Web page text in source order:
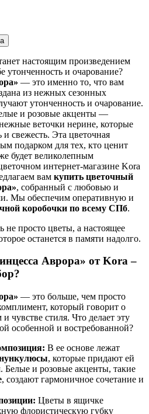
настоящим произведением
утонченность и очарование?
— это именно то, что вам
из нежных сезонных
утонченность и очарование.
и розовые акценты —
веточки нерине, которые
и свежесть. Эта цветочная
подарком для тех, кто ценит
будет великолепным
интернет-магазине Kora
вам купить цветочный
, собранный с любовью и
Мы обеспечим оперативную и
коробочки по всему СПб.
не просто цветы, а настоящее
останется в памяти надолго.
Аврора» от Kora –
— это больше, чем просто
который говорит о
чувстве стиля. Что делает эту
особенной и востребованной?
В ее основе лежат
, которые придают ей
Белые и розовые акценты, такие
, создают гармоничное сочетание и
Цветы в ящичке
флористическую губку